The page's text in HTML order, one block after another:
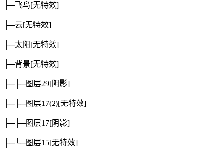
├─飞鸟[无特效]
├─云[无特效]
├─太阳[无特效]
├─背景[无特效]
├─├─图层29[阴影]
├─├─图层17(2)[无特效]
├─├─图层17[阴影]
├─└─图层15[无特效]